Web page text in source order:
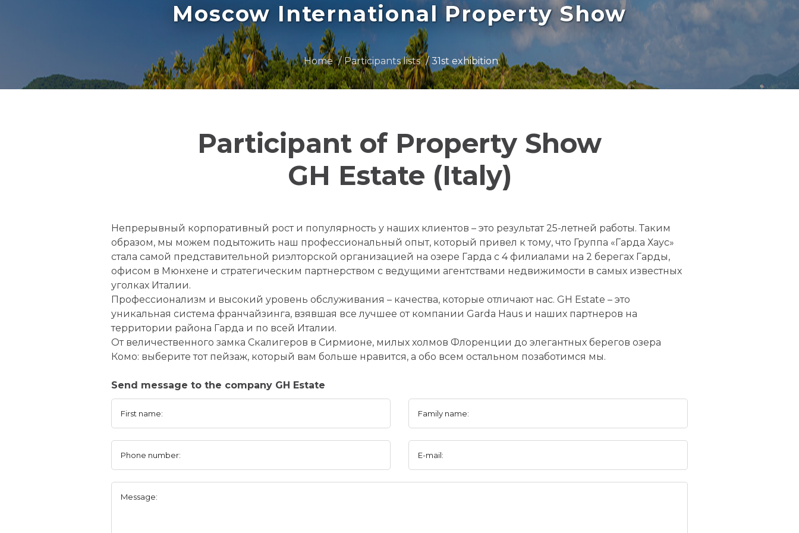
Moscow International Property Show
Home Participants lists 31st exhibition
Participant of Property Show
GH Estate (Italy)
Непрерывный корпоративный рост и популярность у наших клиентов – это результат 25-летней работы. Таким
образом, мы можем подытожить наш профессиональный опыт, который привел к тому, что Группа «Гарда Хаус»
стала самой представительной риэлторской организацией на озере Гарда с 4 филиалами на 2 берегах Гарды,
офисом в Мюнхене и стратегическим партнерством с ведущими агентствами недвижимости в самых известных
уголках Италии.
Профессионализм и высокий уровень обслуживания – качества, которые отличают нас. GH Estate – это
уникальная система франчайзинга, взявшая все лучшее от компании Garda Haus и наших партнеров на
территории района Гарда и по всей Италии.
От величественного замка Скалигеров в Сирмионе, милых холмов Флоренции до элегантных берегов озера
Комо: выберите тот пейзаж, который вам больше нравится, а обо всем остальном позаботимся мы.
Send message to the company GH Estate
First name: Family name:
Phone number: E-mail:
Message: